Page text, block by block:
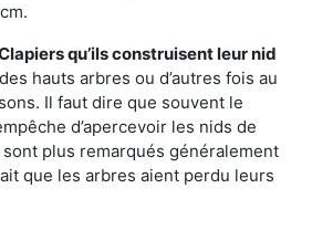
qu’ils construisent leur nid
hauts arbres ou d’autres fois au
Il faut dire que souvent le
d’apercevoir les nids de
plus remarqués généralement
que les arbres aient perdu leurs